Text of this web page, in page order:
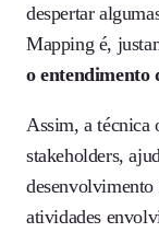
despertar
Mapping é,
o entendimento
Assim, a técnica
stakeholders,
atividades